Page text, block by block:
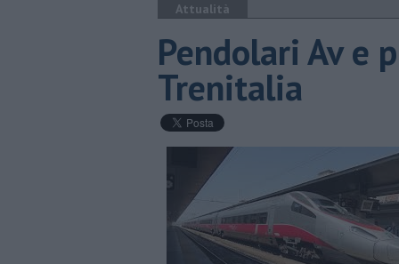
Attualità
Pendolari Av e
Trenitalia